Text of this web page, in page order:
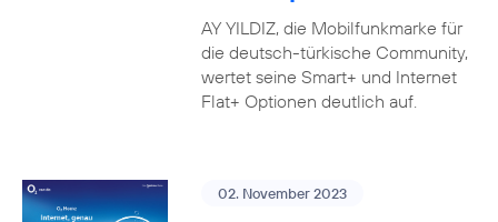
AY YILDIZ, die Mobilfunkmarke für
die deutsch-türkische Community,
wertet seine Smart+ und Internet
Flat+ Optionen deutlich auf.
02. November 2023